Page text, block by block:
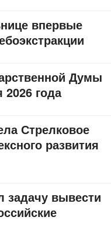
впервые
Думы
2026 года
Стрелковое
развития
задачу вывести